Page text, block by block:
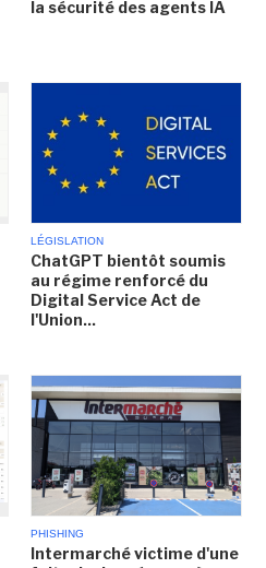
la sécurité des agents IA
LÉGISLATION
ChatGPT bientôt soumis
au régime renforcé du
Digital Service Act de
l'Union...
PHISHING
Intermarché victime d'une